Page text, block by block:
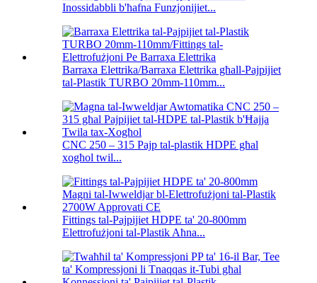
Inossidabbli b'ħafna Funzjonijiet...
Barraxa Elettrika/Barraxa Elettrika għall-Pajpijiet
tal-Plastik TURBO 20mm-110mm...
CNC 250 – 315 Pajp tal-plastik HDPE għal
xogħol twil...
Fittings tal-Pajpijiet HDPE ta' 20-800mm
Elettrofużjoni tal-Plastik Aħna...